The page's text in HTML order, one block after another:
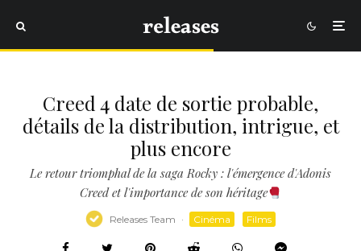
Creed 4 date de sortie probable,
détails de la distribution, intrigue, et
plus encore
Le retour triomphal de la saga Rocky : l'émergence d'Adonis
Creed et l'importance de son héritage
Releases Team · Cinéma Films